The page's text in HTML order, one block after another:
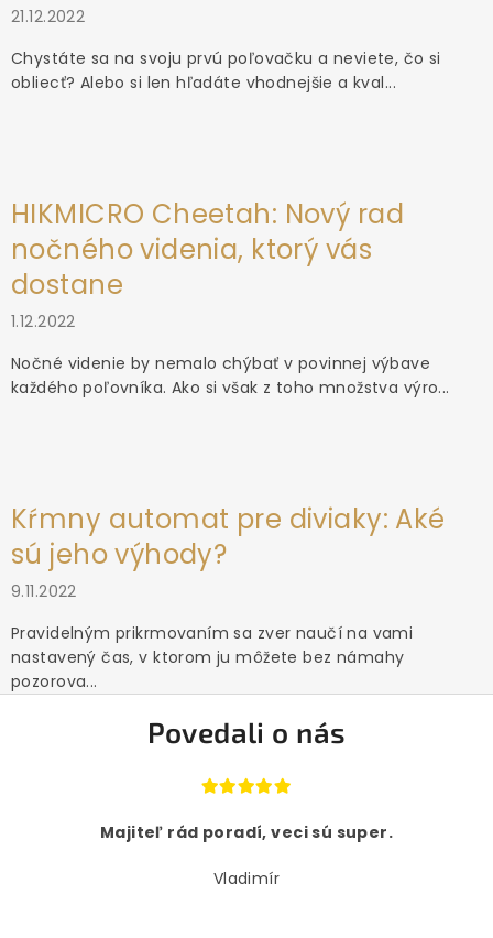
21.12.2022
Chystáte sa na svoju prvú poľovačku a neviete, čo si
obliecť? Alebo si len hľadáte vhodnejšie a kval...
HIKMICRO Cheetah: Nový rad
nočného videnia, ktorý vás
dostane
1.12.2022
Nočné videnie by nemalo chýbať v povinnej výbave
každého poľovníka. Ako si však z toho množstva výro...
Kŕmny automat pre diviaky: Aké
sú jeho výhody?
9.11.2022
Pravidelným prikrmovaním sa zver naučí na vami
nastavený čas, v ktorom ju môžete bez námahy
pozorova...
Povedali o nás
Majiteľ rád poradí, veci sú super.
Vladimír